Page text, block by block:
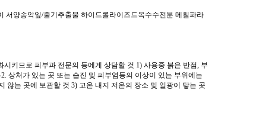
서양송악잎/줄기추출물 하이드롤라이즈드옥수수전분 메칠파라
키므로 피부과 전문의 등에게 상담할 것 1) 사용중 붉은 반점, 부
상처가 있는 곳 또는 습진 및 피부염등의 이상이 있는 부위에는
않는 곳에 보관할 것 3) 고온 내지 저온의 장소 및 일광이 닿는 곳